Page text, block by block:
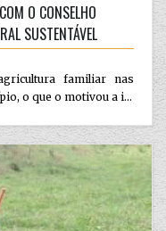
O CONSELHO
SUSTENTÁVEL
familiar nas
o que o motivou a i...